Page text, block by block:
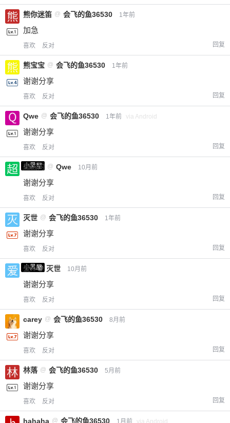
熊你迷笛 @ 会飞的鱼36530 1年前
加急
喜欢 反对 回复
熊宝宝 @ 会飞的鱼36530 1年前
谢谢分享
喜欢 反对 回复
Qwe @ 会飞的鱼36530 1年前 via Android
谢谢分享
喜欢 反对 回复
小黑屋
超凶的 @ Qwe 10月前
谢谢分享
喜欢 反对 回复
灭世 @ 会飞的鱼36530 1年前
谢谢分享
喜欢 反对 回复
小黑屋
爱X @ 灭世 10月前
谢谢分享
喜欢 反对 回复
carey @ 会飞的鱼36530 8月前
谢谢分享
喜欢 反对 回复
林落 @ 会飞的鱼36530 5月前
谢谢分享
喜欢 反对 回复
hahaha @ 会飞的鱼36530 1月前 via Android